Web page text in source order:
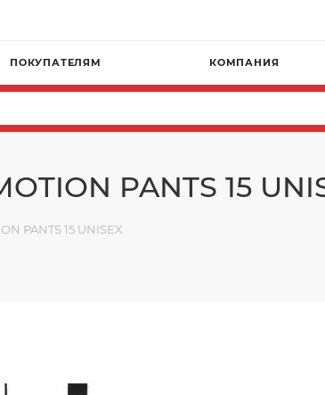
ПОКУПАТЕЛЯМ КОМПАНИЯ
PANTS 15
PANTS 15 UNISEX